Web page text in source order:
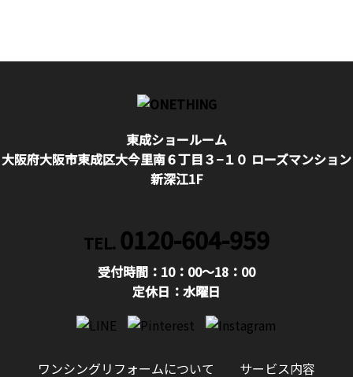
東成ショールーム
大阪府大阪市東成区大今里南６丁目３−１０ ローズマンション
新深江1F
TEL. 0120-604-959
受付時間：10：00〜18：00
定休日：水曜日
ワンシングリフォームについて サービス内容